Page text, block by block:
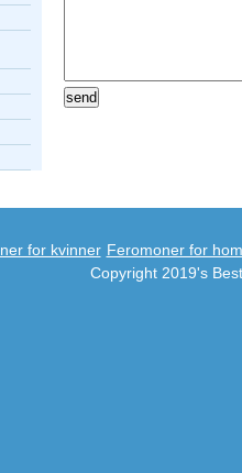
for kvinner Feromoner for
Copyright 2019's